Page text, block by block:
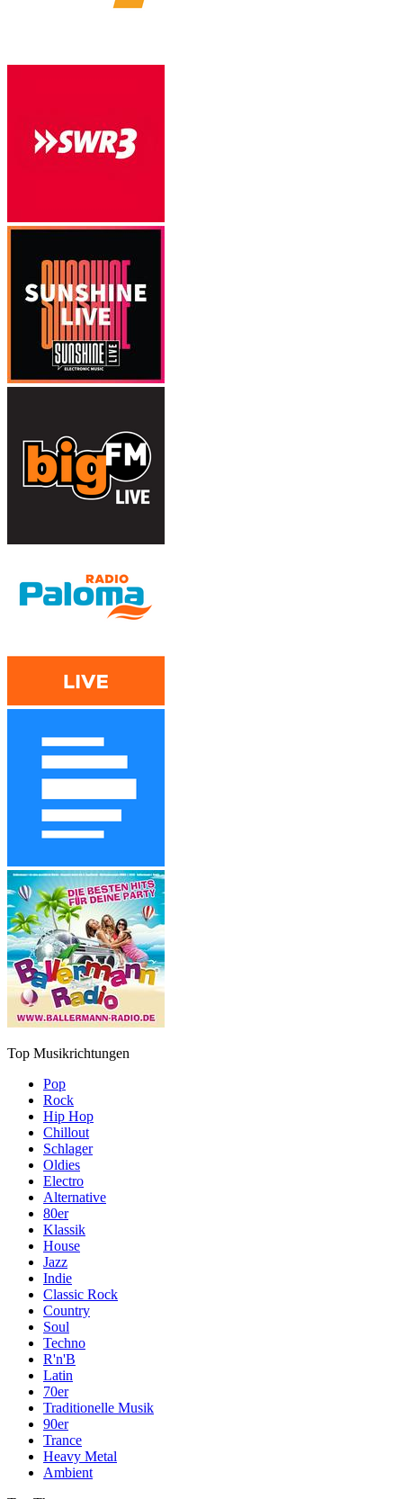
Top Musikrichtungen
Pop
Rock
Hip Hop
Chillout
Schlager
Oldies
Electro
Alternative
80er
Klassik
House
Jazz
Indie
Classic Rock
Country
Soul
Techno
R'n'B
Latin
70er
Traditionelle Musik
90er
Trance
Heavy Metal
Ambient